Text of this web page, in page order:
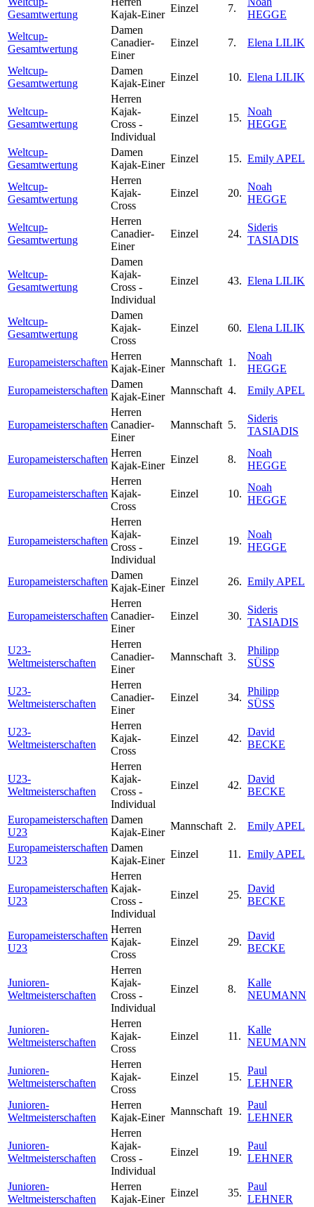
Gesamtwertung
Kajak-Einer
Einzel 7.
HEGGE
Weltcup-
Gesamtwertung
Damen
Canadier-
Einer
Einzel 7. Elena LILIK
Weltcup-
Gesamtwertung
Damen
Kajak-Einer
Einzel 10. Elena LILIK
Weltcup-
Gesamtwertung
Herren
Kajak-
Cross -
Individual
Einzel 15.
Noah
HEGGE
Weltcup-
Gesamtwertung
Damen
Kajak-Einer
Einzel 15. Emily APEL
Weltcup-
Gesamtwertung
Herren
Kajak-
Cross
Einzel 20.
Noah
HEGGE
Weltcup-
Gesamtwertung
Herren
Canadier-
Einer
Einzel 24.
Sideris
TASIADIS
Weltcup-
Gesamtwertung
Damen
Kajak-
Cross -
Individual
Einzel 43. Elena LILIK
Weltcup-
Gesamtwertung
Damen
Kajak-
Cross
Einzel 60. Elena LILIK
Europameisterschaften
Herren
Kajak-Einer
Mannschaft 1.
Noah
HEGGE
Europameisterschaften
Damen
Kajak-Einer
Mannschaft 4. Emily APEL
Europameisterschaften
Herren
Canadier-
Einer
Mannschaft 5.
Sideris
TASIADIS
Europameisterschaften
Herren
Kajak-Einer
Einzel 8.
Noah
HEGGE
Europameisterschaften
Herren
Kajak-
Cross
Einzel 10.
Noah
HEGGE
Europameisterschaften
Herren
Kajak-
Cross -
Individual
Einzel 19.
Noah
HEGGE
Europameisterschaften
Damen
Kajak-Einer
Einzel 26. Emily APEL
Europameisterschaften
Herren
Canadier-
Einer
Einzel 30.
Sideris
TASIADIS
U23-
Weltmeisterschaften
Herren
Canadier-
Einer
Mannschaft 3.
Philipp
SÜSS
U23-
Weltmeisterschaften
Herren
Canadier-
Einer
Einzel 34.
Philipp
SÜSS
U23-
Weltmeisterschaften
Herren
Kajak-
Cross
Einzel 42.
David
BECKE
U23-
Weltmeisterschaften
Herren
Kajak-
Cross -
Individual
Einzel 42.
David
BECKE
Europameisterschaften
U23
Damen
Kajak-Einer
Mannschaft 2.
Emily APEL
Europameisterschaften
U23
Damen
Kajak-Einer
Einzel 11. Emily APEL
Europameisterschaften
U23
Herren
Kajak-
Cross -
Individual
Einzel 25.
David
BECKE
Europameisterschaften
U23
Herren
Kajak-
Cross
Einzel 29.
David
BECKE
Junioren-
Weltmeisterschaften
Herren
Kajak-
Cross -
Individual
Einzel 8.
Kalle
NEUMANN
Junioren-
Weltmeisterschaften
Herren
Kajak-
Cross
Einzel 11.
Kalle
NEUMANN
Junioren-
Weltmeisterschaften
Herren
Kajak-
Cross
Einzel 15.
Paul
LEHNER
Junioren-
Weltmeisterschaften
Herren
Kajak-Einer
Mannschaft 19.
Paul
LEHNER
Junioren-
Weltmeisterschaften
Herren
Kajak-
Cross -
Individual
Einzel 19.
Paul
LEHNER
Junioren-
Weltmeisterschaften
Herren
Kajak-Einer
Einzel 35.
Paul
LEHNER